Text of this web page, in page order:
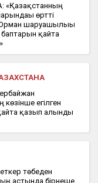
«Қазақстанның
өртті
шаруашылығы
қайта
көзінше егілген
қазып алынды
төбеден
астында бірнеше